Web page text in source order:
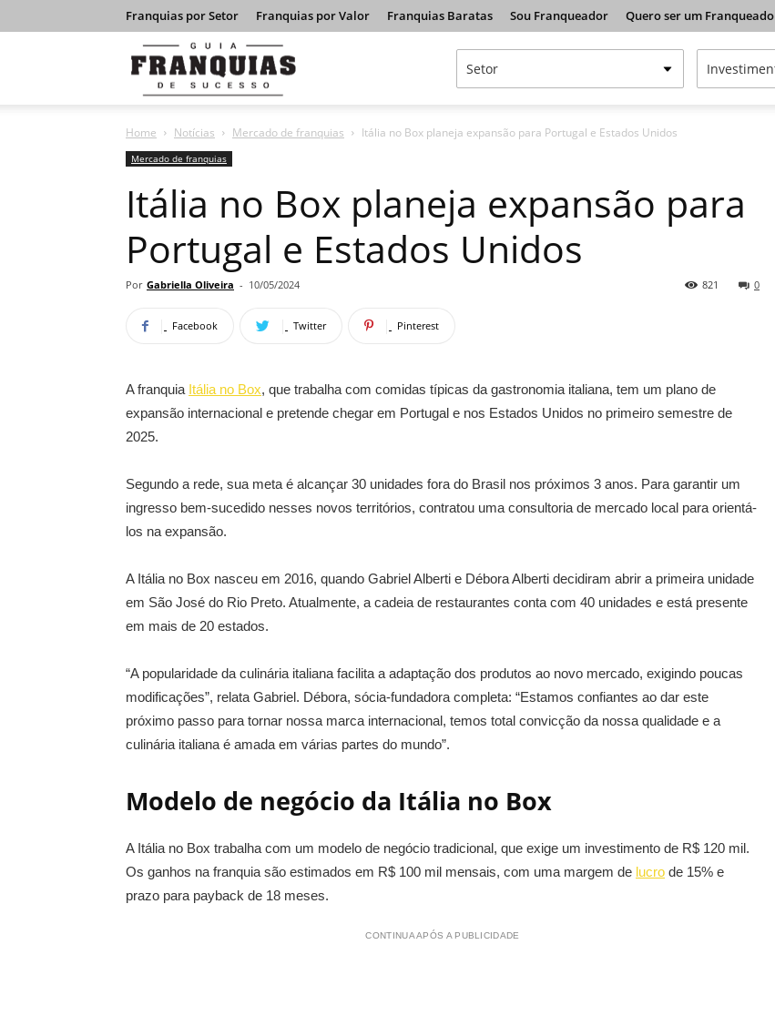
Franquias por Setor Franquias por Valor Franquias Baratas Sou Franqueador Quero ser um Franqueado
Franquias
de
Sucesso
Home Notícias Mercado de franquias Itália no Box planeja expansão para Portugal e Estados Unidos
Mercado de franquias
Itália no Box planeja expansão para
Portugal e Estados Unidos
Por Gabriella Oliveira - 10/05/2024 0
821
Facebook Twitter Pinterest
A franquia Itália no Box, que trabalha com comidas típicas da gastronomia italiana, tem um plano de
expansão internacional e pretende chegar em Portugal e nos Estados Unidos no primeiro semestre de
2025.
Segundo a rede, sua meta é alcançar 30 unidades fora do Brasil nos próximos 3 anos. Para garantir um
ingresso bem-sucedido nesses novos territórios, contratou uma consultoria de mercado local para orientá-
los na expansão.
A Itália no Box nasceu em 2016, quando Gabriel Alberti e Débora Alberti decidiram abrir a primeira unidade
em São José do Rio Preto. Atualmente, a cadeia de restaurantes conta com 40 unidades e está presente
em mais de 20 estados.
“A popularidade da culinária italiana facilita a adaptação dos produtos ao novo mercado, exigindo poucas
modificações”, relata Gabriel. Débora, sócia-fundadora completa: “Estamos confiantes ao dar este
próximo passo para tornar nossa marca internacional, temos total convicção da nossa qualidade e a
culinária italiana é amada em várias partes do mundo”.
Modelo de negócio da Itália no Box
A Itália no Box trabalha com um modelo de negócio tradicional, que exige um investimento de R$ 120 mil.
Os ganhos na franquia são estimados em R$ 100 mil mensais, com uma margem de lucro de 15% e
prazo para payback de 18 meses.
CONTINUA APÓS A PUBLICIDADE